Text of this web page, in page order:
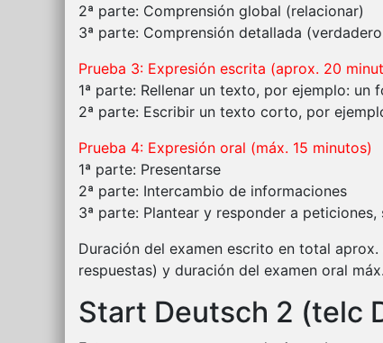
2ª parte: Comprensión global (relacionar)
3ª parte: Comprensión detallada
Prueba 3: Expresión escrita (aprox. 20
1ª parte: Rellenar un texto, por ejemplo: un
2ª parte: Escribir un texto corto, por
Prueba 4: Expresión oral (máx. 15 minutos)
1ª parte: Presentarse
2ª parte: Intercambio de informaciones
3ª parte: Plantear y responder a
Duración del examen escrito en total
respuestas) y duración del examen oral
Start Deutsch 2 (telc